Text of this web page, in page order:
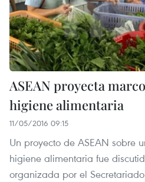
ASEAN proyecta
higiene alimentaria
11/05/2016 09:15
Un proyecto de ASEAN sobre
higiene alimentaria fue
organizada por el